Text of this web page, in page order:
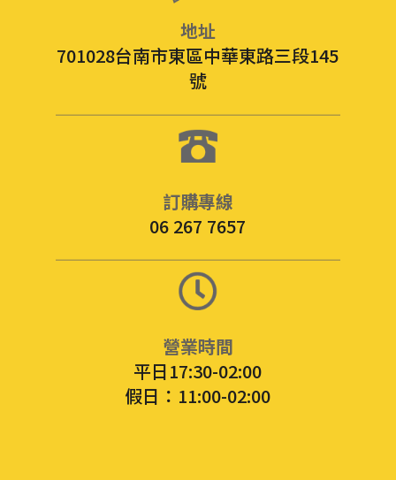
地址
701028台南市東區中華東路三段145
號
訂購專線
06 267 7657
營業時間
平日17:30-02:00
假日：11:00-02:00